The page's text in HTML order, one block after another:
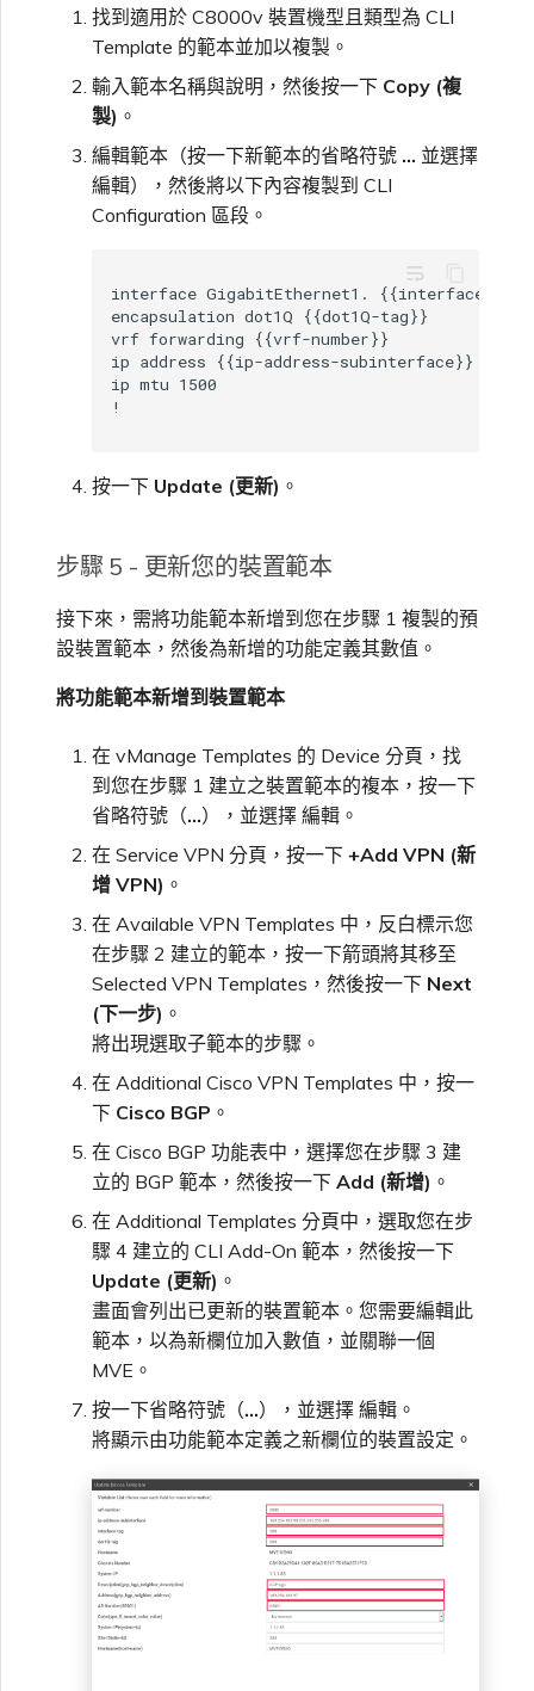
找到適用於 C8000v 裝置機型且類型為 CLI
Template 的範本並加以複製。
輸入範本名稱與說明，然後按一下 Copy (複
製) 。
編輯範本（按一下新範本的省略符號 … 並選擇
編輯），然後將以下內容複製到 CLI
Configuration 區段。
wrap_text
interface GigabitEthernet1. {{interface-
encapsulation dot1Q {{dot1Q-tag}}
vrf forwarding {{vrf-number}}
ip address {{ip-address-subinterface}}
ip mtu 1500
按一下 Update (更新) 。
步驟 5 - 更新您的裝置範本
接下來，需將功能範本新增到您在步驟 1 複製的預
設裝置範本，然後為新增的功能定義其數值。
將功能範本新增到裝置範本
在 vManage Templates 的 Device 分頁，找
到您在步驟 1 建立之裝置範本的複本，按一下
省略符號（…），並選擇 編輯。
在 Service VPN 分頁，按一下 +Add VPN (新
增 VPN) 。
在 Available VPN Templates 中，反白標示您
在步驟 2 建立的範本，按一下箭頭將其移至
Selected VPN Templates，然後按一下 Next
(下一步) 。
將出現選取子範本的步驟。
在 Additional Cisco VPN Templates 中，按一
下 Cisco BGP 。
在 Cisco BGP 功能表中，選擇您在步驟 3 建
立的 BGP 範本，然後按一下 Add (新增) 。
在 Additional Templates 分頁中，選取您在步
驟 4 建立的 CLI Add-On 範本，然後按一下
Update (更新) 。
畫面會列出已更新的裝置範本。您需要編輯此
範本，以為新欄位加入數值，並關聯一個
MVE。
按一下省略符號（…），並選擇 編輯。
將顯示由功能範本定義之新欄位的裝置設定。